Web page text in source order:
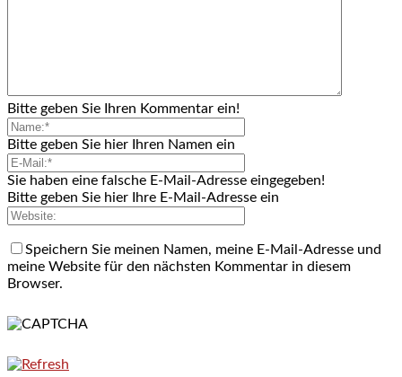
Bitte geben Sie Ihren Kommentar ein!
Bitte geben Sie hier Ihren Namen ein
Sie haben eine falsche E-Mail-Adresse eingegeben!
Bitte geben Sie hier Ihre E-Mail-Adresse ein
Speichern Sie meinen Namen, meine E-Mail-Adresse und
meine Website für den nächsten Kommentar in diesem
Browser.